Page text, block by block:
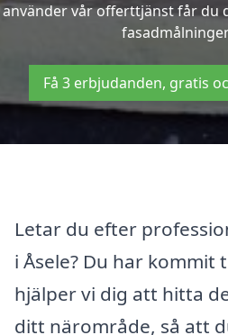
använder vår offerttjänst får du
Få 3 erbjudanden, gratis
Letar du efter
i Åsele? Du har kommit
hjälper vi dig att hitta
ditt närområde, så att